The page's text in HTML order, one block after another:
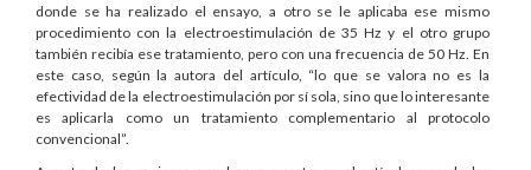
donde se ha realizado el ensayo, a otro se le aplicaba ese mismo
procedimiento con la electroestimulación de 35 Hz y el otro grupo
también recibía ese tratamiento, pero con una frecuencia de 50 Hz. En
este caso, según la autora del artículo, “lo que se valora no es la
efectividad de la electroestimulación por sí sola, sino que lo interesante
es aplicarla como un tratamiento complementario al protocolo
convencional”.